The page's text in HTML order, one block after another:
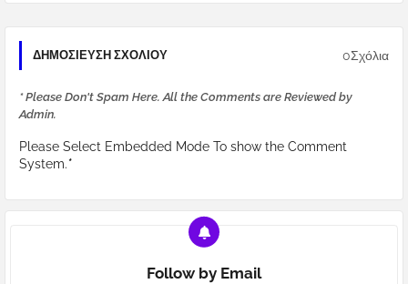
ΔΗΜΟΣΊΕΥΣΗ ΣΧΟΛΊΟΥ 0Σχόλια
* Please Don't Spam Here. All the Comments are Reviewed by
Admin.
Please Select Embedded Mode To show the Comment
System.*
Follow by Email